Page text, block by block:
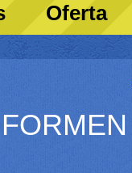
Oferta